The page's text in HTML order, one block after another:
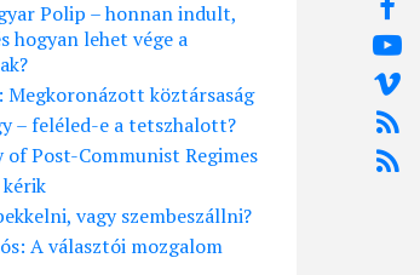
Polip – honnan indult,
hogyan lehet vége a
Megkoronázott köztársaság
– feléled-e a tetszhalott?
of Post-Communist Regimes
vagy szembeszállni?
A választói mozgalom